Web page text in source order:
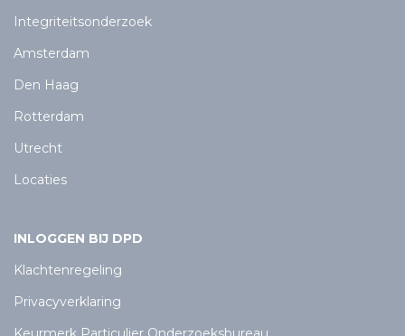
Integriteitsonderzoek
Amsterdam
Den Haag
Rotterdam
Utrecht
Locaties
INLOGGEN BIJ DPD
Klachtenregeling
Privacyverklaring